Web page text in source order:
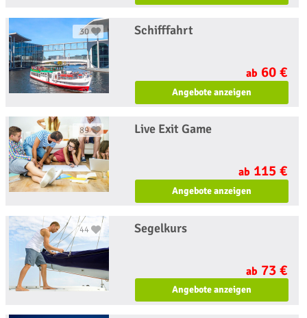
30 Schifffahrt
ab 60 €
Angebote anzeigen
89 Live Exit Game
ab 115 €
Angebote anzeigen
44 Segelkurs
ab 73 €
Angebote anzeigen